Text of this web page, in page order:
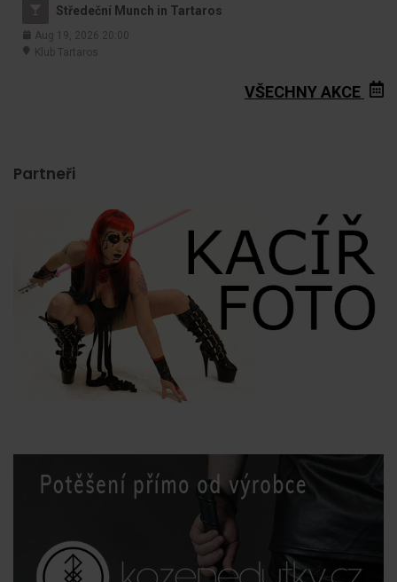
Středeční Munch in Tartaros
Aug 19, 2026 20:00
Klub Tartaros
VŠECHNY AKCE
Partneři